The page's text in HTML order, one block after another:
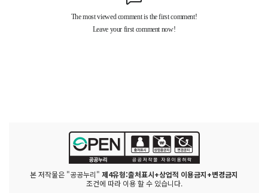
본 저작물은 "공공누리" 제4유형:출처표시+상업적 이용금지+변경금지
조건에 따라 이용 할 수 있습니다.